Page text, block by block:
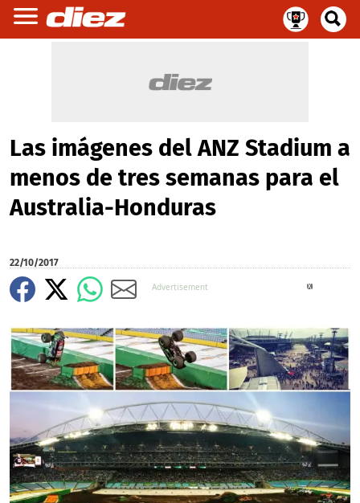
Las imágenes del ANZ Stadium a
menos de tres semanas para el
Australia-Honduras
22/10/2017
X